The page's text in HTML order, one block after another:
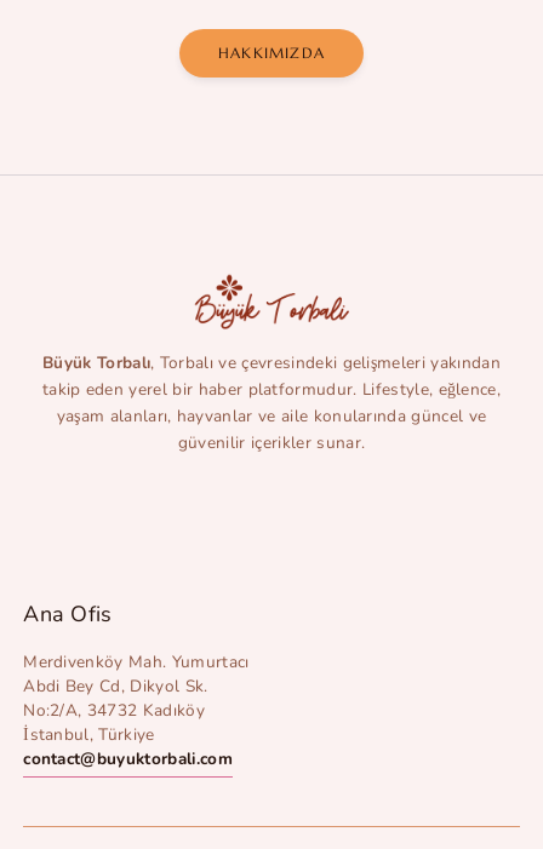
HAKKIMIZDA
Büyük Torbalı, Torbalı ve çevresindeki gelişmeleri yakından
takip eden yerel bir haber platformudur. Lifestyle, eğlence,
yaşam alanları, hayvanlar ve aile konularında güncel ve
güvenilir içerikler sunar.
Ana Ofis
Merdivenköy Mah. Yumurtacı
Abdi Bey Cd, Dikyol Sk.
No:2/A, 34732 Kadıköy
İstanbul, Türkiye
contact@buyuktorbali.com